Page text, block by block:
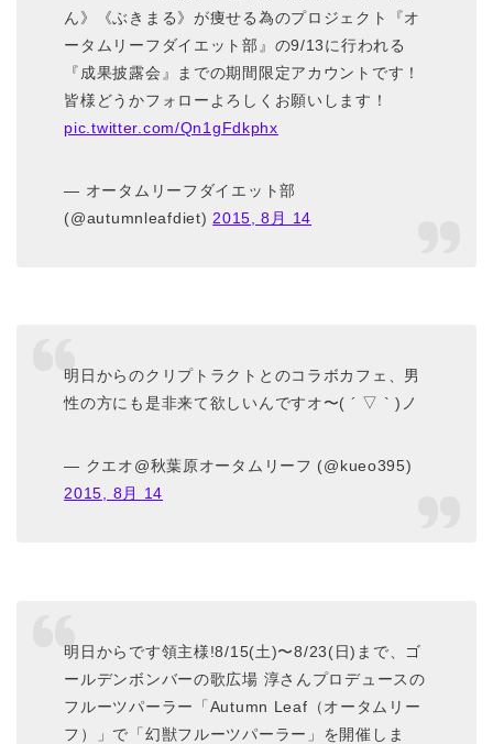
ん》《ぶきまる》が痩せる為のプロジェクト『オ
ータムリーフダイエット部』の9/13に行われる
『成果披露会』までの期間限定アカウントです！
皆様どうかフォローよろしくお願いします！
pic.twitter.com/Qn1gFdkphx
— オータムリーフダイエット部
(@autumnleafdiet) 2015, 8月 14
明日からのクリプトラクトとのコラボカフェ、男
性の方にも是非来て欲しいんですオ〜( ´ ▽ ` )ノ
— クエオ@秋葉原オータムリーフ (@kueo395)
2015, 8月 14
明日からです領主様!8/15(土)〜8/23(日)まで、ゴ
ールデンボンバーの歌広場 淳さんプロデュースの
フルーツパーラー「Autumn Leaf（オータムリー
フ）」で「幻獣フルーツパーラー」を開催しま